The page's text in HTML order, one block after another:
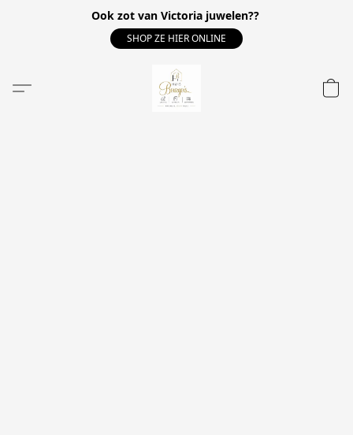
Ook zot van Victoria juwelen??
SHOP ZE HIER ONLINE